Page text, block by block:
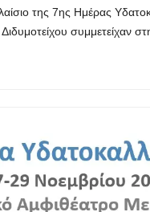
της 7ης Ημέρας
συμμετείχαν